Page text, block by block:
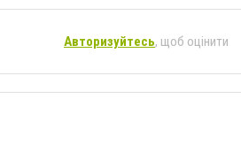
Авторизуйтесь, щоб оцінити